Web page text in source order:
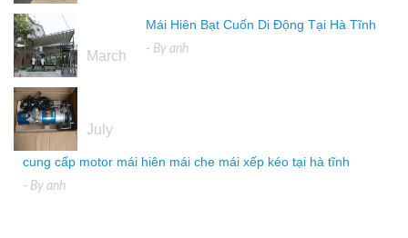
March
Mái Hiên Bạt Cuốn Di Động Tại Hà Tĩnh
- By anh
July
cung cấp motor mái hiên mái che mái xếp kéo tại hà tĩnh
- By anh